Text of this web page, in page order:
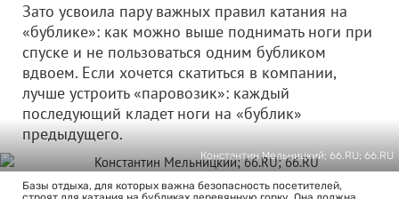
Зато усвоила пару важных правил катания на
«бублике»: как можно выше поднимать ноги при
спуске и не пользоваться одним бубликом
вдвоем. Если хочется скатиться в компании,
лучше устроить «паровозик»: каждый
последующий кладет ноги на «бублик»
предыдущего.
Константин Мельницкий; 66.RU; 66.RU
Базы отдыха, для которых важна безопасность посетителей,